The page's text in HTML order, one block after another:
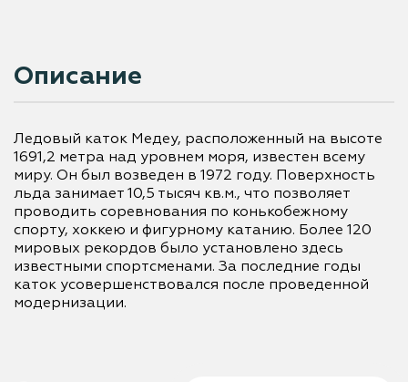
Описание
Ледовый каток Медеу, расположенный на высоте
1691,2 метра над уровнем моря, известен всему
миру. Он был возведен в 1972 году. Поверхность
льда занимает 10,5 тысяч кв.м., что позволяет
проводить соревнования по конькобежному
спорту, хоккею и фигурному катанию. Более 120
мировых рекордов было установлено здесь
известными спортсменами. За последние годы
каток усовершенствовался после проведенной
модернизации.